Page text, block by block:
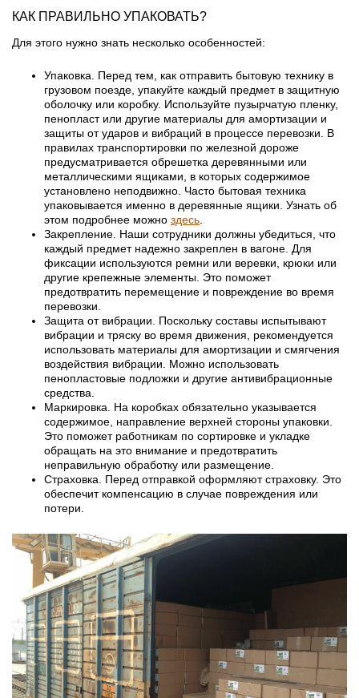
КАК ПРАВИЛЬНО УПАКОВАТЬ?
Для этого нужно знать несколько особенностей:
Упаковка. Перед тем, как отправить бытовую технику в
грузовом поезде, упакуйте каждый предмет в защитную
оболочку или коробку. Используйте пузырчатую пленку,
пенопласт или другие материалы для амортизации и
защиты от ударов и вибраций в процессе перевозки. В
правилах транспортировки по железной дороже
предусматривается обрешетка деревянными или
металлическими ящиками, в которых содержимое
установлено неподвижно. Часто бытовая техника
упаковывается именно в деревянные ящики. Узнать об
этом подробнее можно здесь
Закрепление. Наши сотрудники должны убедиться, что
каждый предмет надежно закреплен в вагоне. Для
фиксации используются ремни или веревки, крюки или
другие крепежные элементы. Это поможет
предотвратить перемещение и повреждение во время
перевозки.
Защита от вибрации. Поскольку составы испытывают
вибрации и тряску во время движения, рекомендуется
использовать материалы для амортизации и смягчения
воздействия вибрации. Можно использовать
пенопластовые подложки и другие антивибрационные
средства.
Маркировка. На коробках обязательно указывается
содержимое, направление верхней стороны упаковки.
Это поможет работникам по сортировке и укладке
обращать на это внимание и предотвратить
неправильную обработку или размещение.
Страховка. Перед отправкой оформляют страховку. Это
обеспечит компенсацию в случае повреждения или
потери.